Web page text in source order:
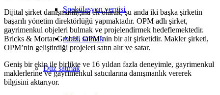
Spekülasyon vergisi
Arazi satmak
Düzsatmak
Dijital şirket danışmanlığına ek olarak, şu anda iki başka şirketin
başarılı yönetim direktörlüğü yapmaktadır. OPM adlı şirket,
gayrimenkul objeleri bulmak ve projelendirmek hedeflemektedir.
Bricks & Mortar GmbH, OPM’nin bir alt şirketidir. Makler şirketi,
OPM’nin geliştirdiği projeleri satın alır ve satar.
Geniş bir ekip ile birlikte ve 16 yıldan fazla deneyimle, gayrimenkul
maklerlerine ve gayrimenkul satıcılarına danışmanlık vererek
bilgisini aktarıyor.